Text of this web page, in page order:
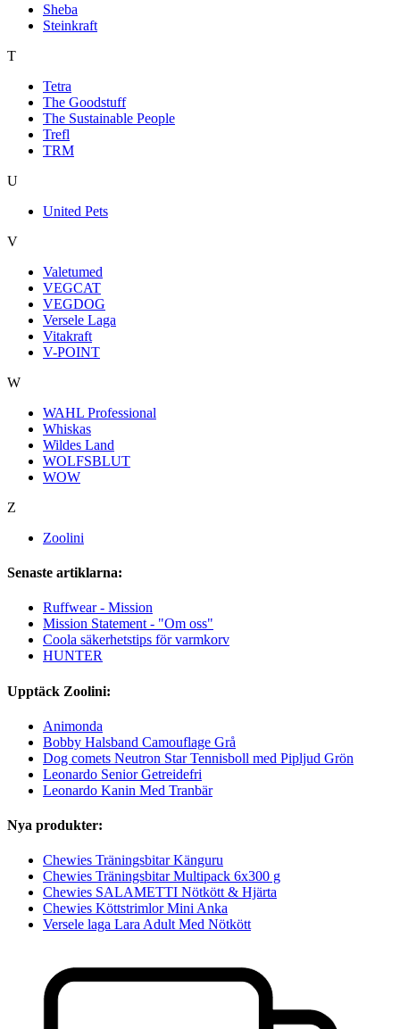
Sheba
Steinkraft
T
Tetra
The Goodstuff
The Sustainable People
Trefl
TRM
U
United Pets
V
Valetumed
VEGCAT
VEGDOG
Versele Laga
Vitakraft
V-POINT
W
WAHL Professional
Whiskas
Wildes Land
WOLFSBLUT
WOW
Z
Zoolini
Senaste artiklarna:
Ruffwear - Mission
Mission Statement - "Om oss"
Coola säkerhetstips för varmkorv
HUNTER
Upptäck Zoolini:
Animonda
Bobby Halsband Camouflage Grå
Dog comets Neutron Star Tennisboll med Pipljud Grön
Leonardo Senior Getreidefri
Leonardo Kanin Med Tranbär
Nya produkter:
Chewies Träningsbitar Känguru
Chewies Träningsbitar Multipack 6x300 g
Chewies SALAMETTI Nötkött & Hjärta
Chewies Köttstrimlor Mini Anka
Versele laga Lara Adult Med Nötkött